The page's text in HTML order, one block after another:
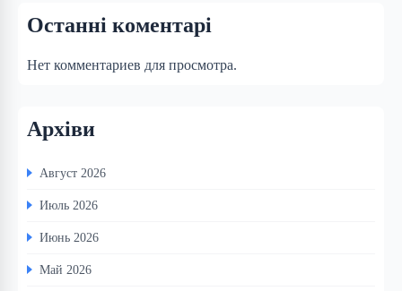
Останні коментарі
Нет комментариев для просмотра.
Архіви
Август 2026
Июль 2026
Июнь 2026
Май 2026